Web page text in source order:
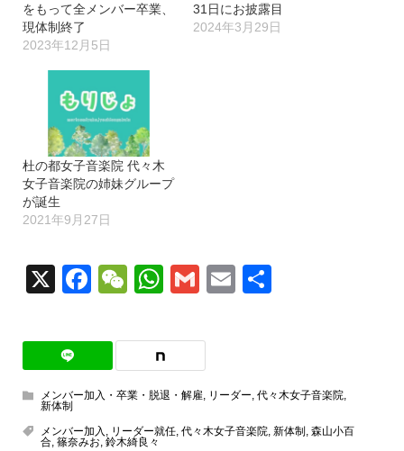
をもって全メンバー卒業、
現体制終了
2023年12月5日
31日にお披露目
2024年3月29日
杜の都女子音楽院 代々木
女子音楽院の姉妹グループ
が誕生
2021年9月27日
X Facebook
WeChat
WhatsApp
GmailEmail
メンバー加入・卒業・脱退・解雇, リーダー, 代々木女子音楽院,
新体制
メンバー加入 , リーダー就任, 代々木女子音楽院, 新体制 , 森山小百
合, 篠奈みお, 鈴木綺良々